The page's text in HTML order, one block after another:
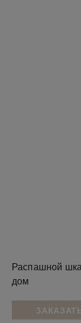
Распашной
дом